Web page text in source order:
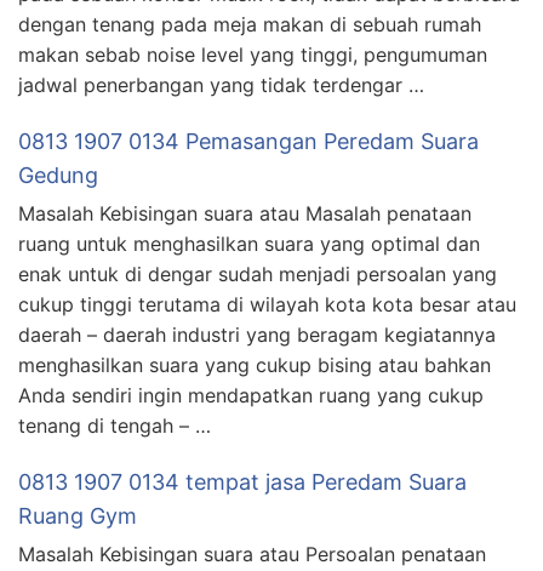
dengan tenang pada meja makan di sebuah rumah
makan sebab noise level yang tinggi, pengumuman
jadwal penerbangan yang tidak terdengar …
0813 1907 0134 Pemasangan Peredam Suara
Gedung
Masalah Kebisingan suara atau Masalah penataan
ruang untuk menghasilkan suara yang optimal dan
enak untuk di dengar sudah menjadi persoalan yang
cukup tinggi terutama di wilayah kota kota besar atau
daerah – daerah industri yang beragam kegiatannya
menghasilkan suara yang cukup bising atau bahkan
Anda sendiri ingin mendapatkan ruang yang cukup
tenang di tengah – …
0813 1907 0134 tempat jasa Peredam Suara
Ruang Gym
Masalah Kebisingan suara atau Persoalan penataan